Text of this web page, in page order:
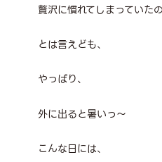
贅沢に慣れてしまっていた
とは言えども、
やっぱり、
外に出ると暑いっ～
こんな日には、